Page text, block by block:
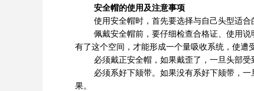
安全帽的使用及注意事项
使用安全帽时，首先要选择与自己头型适合
佩戴安全帽前，要仔细检查合格证、使用说明
有了这个空间，才能形成一个量吸收系统，使遭
必须戴正安全帽，如果戴歪了，一旦头部受
必须系好下颏带。如果没有系好下颏带，一
果。